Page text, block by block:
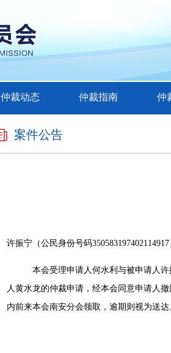
仲裁动态 仲裁指南 仲
案件公告
许振宁（公民身份号码350583197402114917
本会受理申请人何水利与被申请人
人黄水龙的仲裁申请，经本会同意申请人
内前来本会南安分会领取，逾期